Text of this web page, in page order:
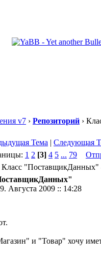
v7 › Репозиторий ›
Тема | Следующая
1 2 [3] 4 5 ... 79
Класс "ПоставщикДанных"
Августа 2009 :: 14:28
и "Товар" хочу